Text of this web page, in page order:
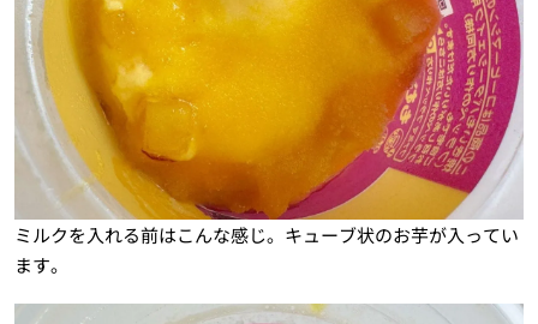
ミルクを入れる前はこんな感じ。キューブ状のお芋が入ってい
ます。